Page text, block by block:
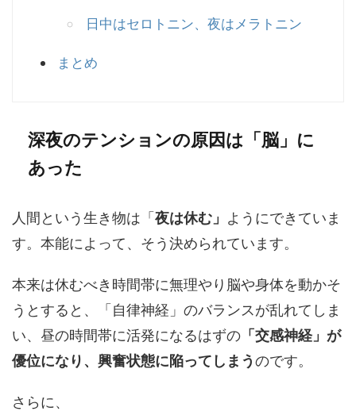
日中はセロトニン、夜はメラトニン
まとめ
深夜のテンションの原因は「脳」に
あった
人間という生き物は「 夜は休む」 ようにできていま
す。本能によって、そう決められています。
本来は休むべき時間帯に無理やり脳や身体を動かそ
うとすると、「自律神経」のバランスが乱れてしま
い、昼の時間帯に活発になるはずの 「交感神経」が
優位になり、興奮状態に陥ってしまうのです。
さらに、